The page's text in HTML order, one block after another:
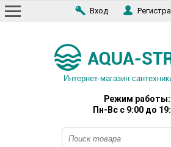
Вход
Интернет-магазин
Режим работы:
Пн-Вс с 9:00 до